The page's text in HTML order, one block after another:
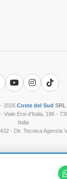
YouTubeInstagram
2026 Coste del Sud SRL
Viale Eroi d'Italia, 186 -
Italia
- Dir. Tecnica Agenzia